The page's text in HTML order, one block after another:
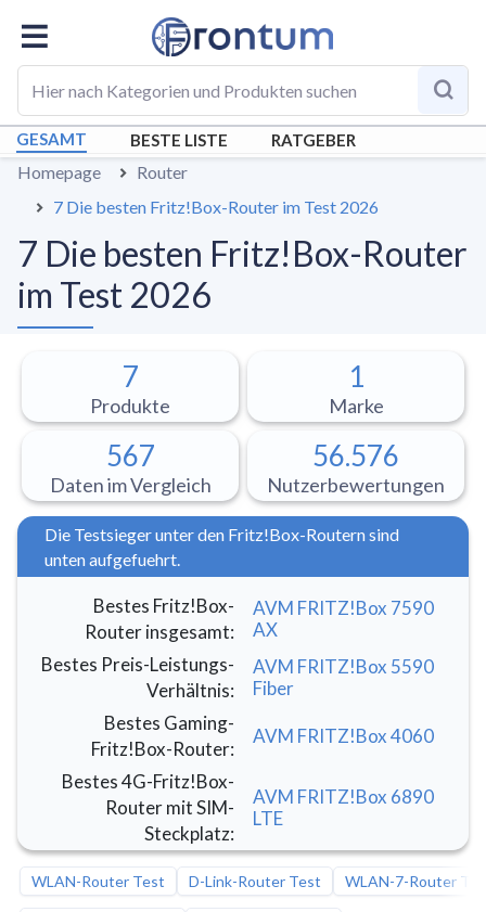
GESAMT BESTE LISTE RATGEBER
Homepage
Router
7 Die besten Fritz!Box-Router im Test 2026
7 Die besten Fritz!Box-Router
im Test 2026
7
Produkte
1
Marke
567
Daten im Vergleich
56.576
Nutzerbewertungen
Die Testsieger unter den Fritz!Box-Routern sind
unten aufgefuehrt.
Bestes Fritz!Box-
Router insgesamt:
AVM FRITZ!Box 7590
AX
Bestes Preis-Leistungs-
Verhältnis:
AVM FRITZ!Box 5590
Fiber
Bestes Gaming-
Fritz!Box-Router:
AVM FRITZ!Box 4060
Bestes 4G-Fritz!Box-
Router mit SIM-
Steckplatz:
AVM FRITZ!Box 6890
LTE
WLAN-Router Test D-Link-Router Test WLAN-7-Router